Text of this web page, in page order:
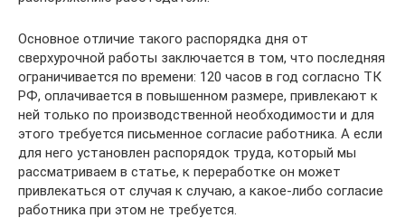
Основное отличие такого распорядка дня от
сверхурочной работы заключается в том, что последняя
ограничивается по времени: 120 часов в год согласно ТК
РФ, оплачивается в повышенном размере, привлекают к
ней только по производственной необходимости и для
этого требуется письменное согласие работника. А если
для него установлен распорядок труда, который мы
рассматриваем в статье, к переработке он может
привлекаться от случая к случаю, а какое-либо согласие
работника при этом не требуется.